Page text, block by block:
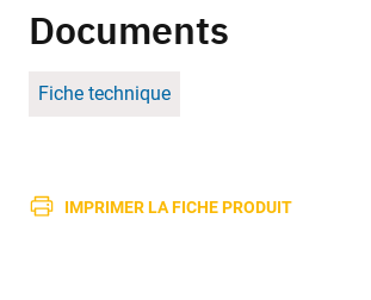
Documents
Fiche technique
IMPRIMER LA FICHE PRODUIT